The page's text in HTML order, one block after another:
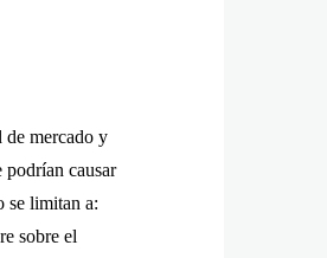
de mercado y
podrían causar
se limitan a:
sobre el